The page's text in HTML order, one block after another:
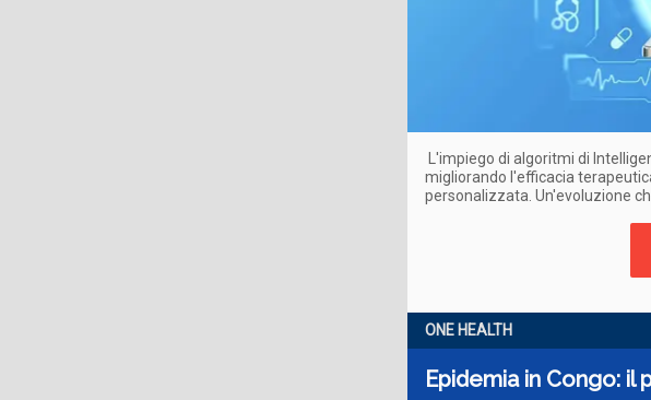
L'impiego di algoritmi di
migliorando l'efficacia
personalizzata. Un'evoluzione
ONE HEALTH
Epidemia in Congo: